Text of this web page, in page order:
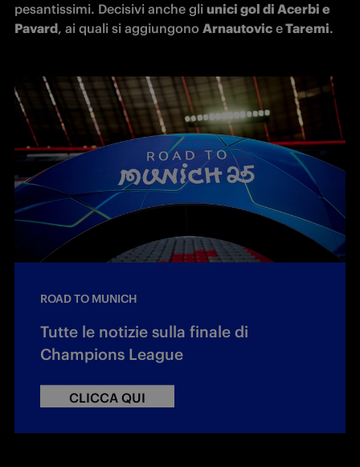
pesantissimi. Decisivi anche gli unici gol di Acerbi e
Pavard, ai quali si aggiungono Arnautovic e Taremi.
ROAD TO MUNICH
Tutte le notizie sulla finale di
Champions League
CLICCA QUI